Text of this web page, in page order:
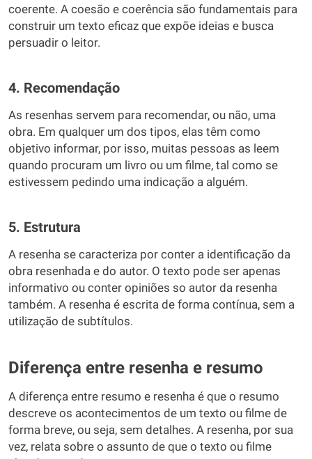
coerente. A coesão e coerência são fundamentais para
construir um texto eficaz que expõe ideias e busca
persuadir o leitor.
4. Recomendação
As resenhas servem para recomendar, ou não, uma
obra. Em qualquer um dos tipos, elas têm como
objetivo informar, por isso, muitas pessoas as leem
quando procuram um livro ou um filme, tal como se
estivessem pedindo uma indicação a alguém.
5. Estrutura
A resenha se caracteriza por conter a identificação da
obra resenhada e do autor. O texto pode ser apenas
informativo ou conter opiniões so autor da resenha
também. A resenha é escrita de forma contínua, sem a
utilização de subtítulos.
Diferença entre resenha e resumo
A diferença entre resumo e resenha é que o resumo
descreve os acontecimentos de um texto ou filme de
forma breve, ou seja, sem detalhes. A resenha, por sua
vez, relata sobre o assunto de que o texto ou filme